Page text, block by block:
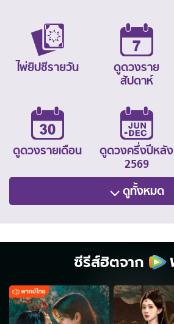
ไพ่ยิปซีรายวัน
ดูดวงราย
สัปดาห์
ดูดวงรายเดือน
ดูดวงครึ่งปีหลัง
2569
ดูทั้งหมด
ซีรีส์ฮิตจาก